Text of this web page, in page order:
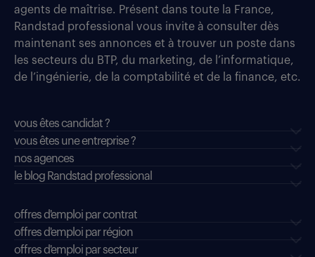
agents de maîtrise. Présent dans toute la France,
Randstad professional vous invite à consulter dès
maintenant ses annonces et à trouver un poste dans
les secteurs du BTP, du marketing, de l’informatique,
de l’ingénierie, de la comptabilité et de la finance, etc.
vous êtes candidat ?
vous êtes une entreprise ?
nos agences
le blog Randstad professional
offres d'emploi par contrat
offres d'emploi par région
offres d'emploi par secteur